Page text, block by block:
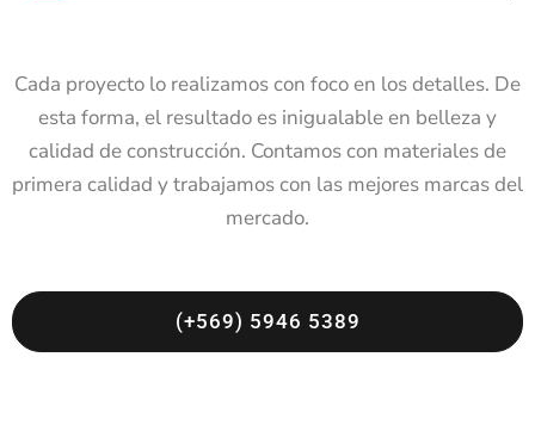
Cada proyecto lo realizamos con foco en los detalles. De
esta forma, el resultado es inigualable en belleza y
calidad de construcción. Contamos con materiales de
primera calidad y trabajamos con las mejores marcas del
mercado.
(+569) 5946 5389